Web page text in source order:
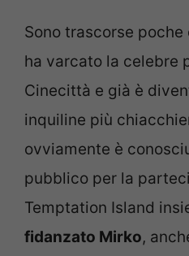
Sono trascorse
ha varcato la celebre
Cinecittà e già è
inquiline più
ovviamente è
pubblico per la
Temptation Island
fidanzato Mirko,